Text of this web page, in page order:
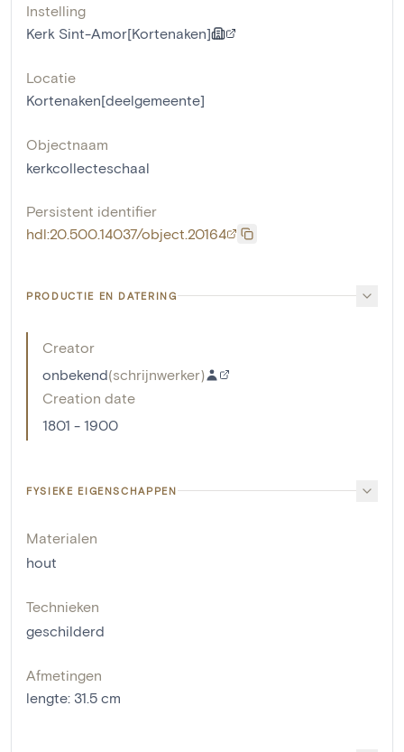
Instelling
Kerk Sint-Amor[Kortenaken]
Locatie
Kortenaken[deelgemeente]
Objectnaam
kerkcollecteschaal
Persistent identifier
hdl:20.500.14037/object.20164
PRODUCTIE EN DATERING
Creator
onbekend(schrijnwerker)
Creation date
1801 - 1900
FYSIEKE EIGENSCHAPPEN
Materialen
hout
Technieken
geschilderd
Afmetingen
lengte: 31.5 cm